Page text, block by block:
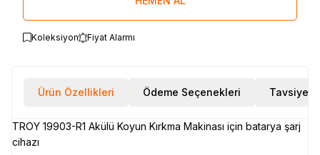
Koleksiyon Fiyat Alarmı
Ürün Özellikleri Ödeme Seçenekleri Tavsiye Et
TROY 19903-R1 Akülü Koyun Kırkma Makinası için batarya şarj
cihazı